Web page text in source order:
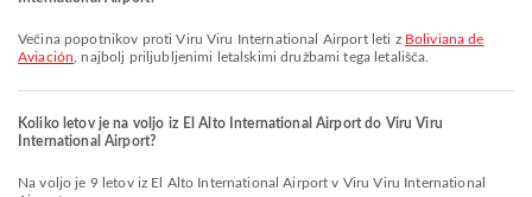
Večina popotnikov proti Viru Viru International Airport leti z Boliviana de
Aviación , najbolj priljubljenimi letalskimi družbami tega letališča.
Koliko letov je na voljo iz El Alto International Airport do Viru Viru
International Airport?
Na voljo je 9 letov iz El Alto International Airport v Viru Viru International